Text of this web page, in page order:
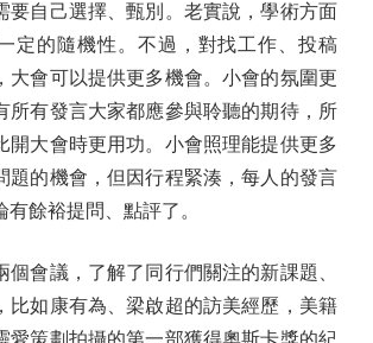
要自己選擇、甄別。老實說，學術方面
定的隨機性。不過，對找工作、投稿
大會可以提供更多機會。小會的氛圍更
所有發言大家都應參與聆聽的期待，所
開大會時更用功。小會照理能提供更多
題的機會，但因行程緊湊，每人的發言
餘裕提問、點評了。
會議，了解了同行們關注的新課題、
比如康有為、梁啟超的訪美經歷，美籍